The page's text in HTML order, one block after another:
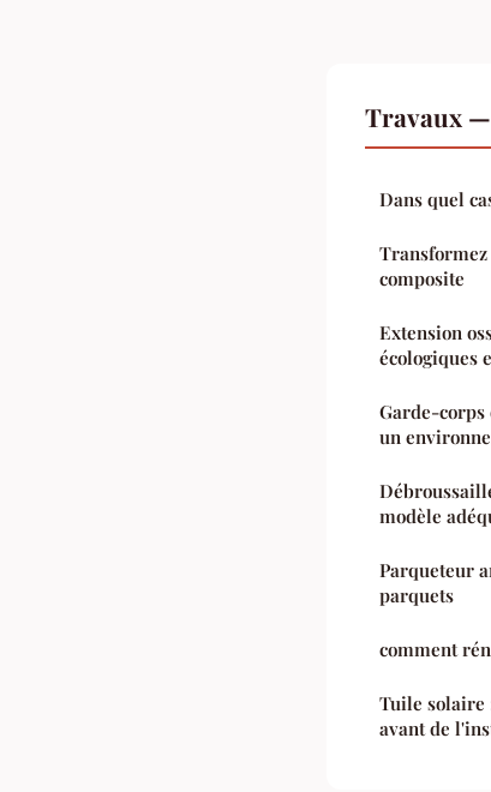
Travaux —
Dans quel
composite
Extension
écologiques
Garde-
un
modèle
Parqueteur
parquets
comment
Tuile solaire
avant de